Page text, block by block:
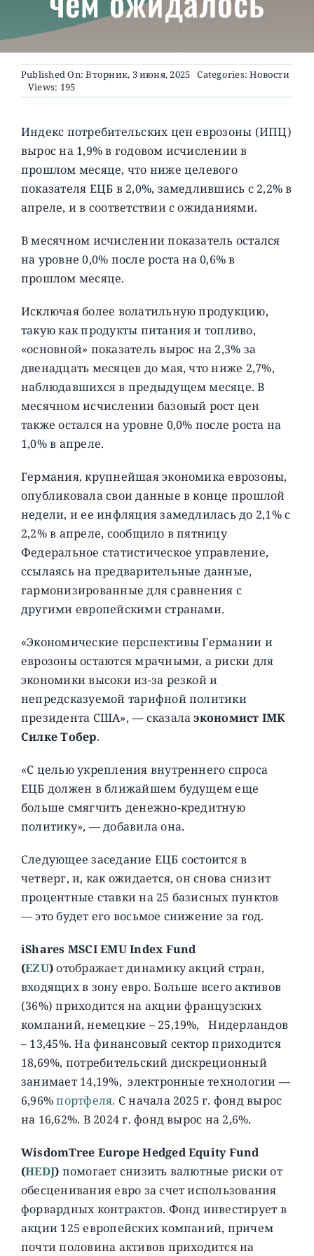
О ПРОЕКТЕ
Published On: Вторник, 3 июня, 2025 Categories:Новости
Views: 195
Индекс потребительских цен еврозоны (ИПЦ)
вырос на 1,9% в годовом исчислении в
прошлом месяце, что ниже целевого
показателя ЕЦБ в 2,0%, замедлившись с 2,2% в
апреле, и в соответствии с ожиданиями.
В месячном исчислении показатель остался
на уровне 0,0% после роста на 0,6% в
прошлом месяце.
Исключая более волатильную продукцию,
такую ​​как продукты питания и топливо,
«основной» показатель вырос на 2,3% за
двенадцать месяцев до мая, что ниже 2,7%,
наблюдавшихся в предыдущем месяце. В
месячном исчислении базовый рост цен
также остался на уровне 0,0% после роста на
1,0% в апреле.
Германия, крупнейшая экономика еврозоны,
опубликовала свои данные в конце прошлой
недели, и ее инфляция замедлилась до 2,1% с
2,2% в апреле, сообщило в пятницу
Федеральное статистическое управление,
ссылаясь на предварительные данные,
гармонизированные для сравнения с
другими европейскими странами.
«Экономические перспективы Германии и
еврозоны остаются мрачными, а риски для
экономики высоки из-за резкой и
непредсказуемой тарифной политики
президента США», — сказалаэкономист IMK
Силке Тобер.
«С целью укрепления внутреннего спроса
ЕЦБ должен в ближайшем будущем еще
больше смягчить денежно-кредитную
политику», — добавила она.
Следующее заседание ЕЦБ состоится в
четверг, и, как ожидается, он снова снизит
процентные ставки на 25 базисных пунктов
— это будет его восьмое снижение за год.
iShares MSCI EMU Index Fund
(EZU)отображает динамику акций стран,
входящих в зону евро. Больше всего активов
(36%) приходится на акции французских
компаний, немецкие – 25,19%, Нидерландов
– 13,45%. На финансовый сектор приходится
18,69%, потребительский дискреционный
занимает 14,19%, электронные технологии —
6,96%портфеля. С начала 2025 г. фонд вырос
на 16,62%. В 2024 г. фонд вырос на 2,6%.
WisdomTree Europe Hedged Equity Fund
(HEDJ) помогает снизить валютные риски от
обесценивания евро за счет использования
форвардных контрактов. Фонд инвестирует в
акции 125 европейских компаний, причем
почти половина активов приходится на